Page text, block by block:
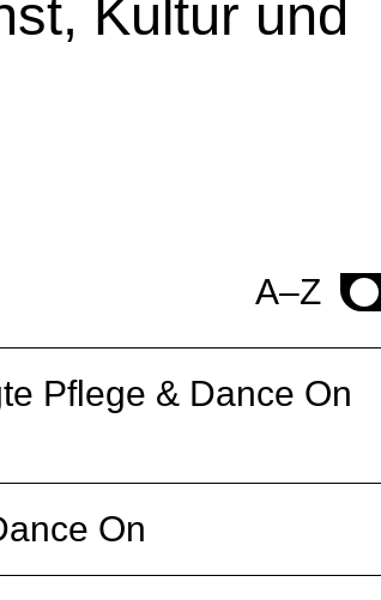
Kultur und
A–Z
Pflege & Dance On
On